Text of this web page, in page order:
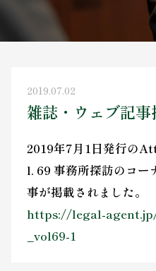
2019.07.02
雑誌・ウェブ記
2019年7月1日発行の
l. 69 事務所探訪のコー
事が掲載されました。
https://legal-
_vol69-1